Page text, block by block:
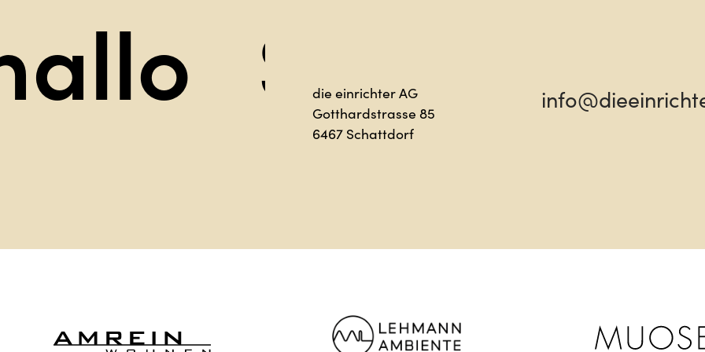
Sag hallo Sag
die einrichter AG
Gotthardstrasse 85
6467 Schattdorf